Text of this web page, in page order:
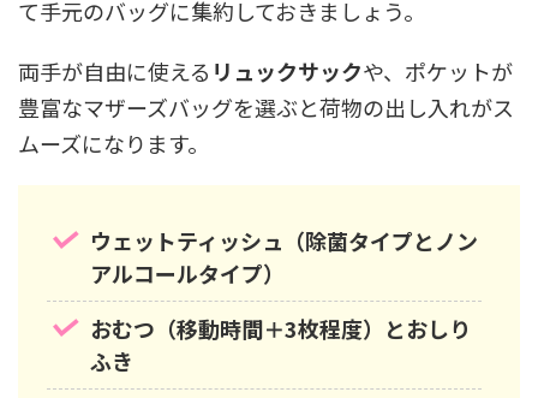
て手元のバッグに集約しておきましょう。
両手が自由に使える リュックサックや、ポケットが
豊富なマザーズバッグを選ぶと荷物の出し入れがス
ムーズになります。
ウェットティッシュ（除菌タイプとノン
アルコールタイプ）
おむつ（移動時間＋3枚程度）とおしり
ふき